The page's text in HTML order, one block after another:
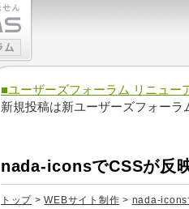
■ユーザーズフォーラム リニュー
新規投稿は新ユーザーズフォーラ
nada-iconsでCSSが反
トップ >WEBサイト制作 > nada-icons